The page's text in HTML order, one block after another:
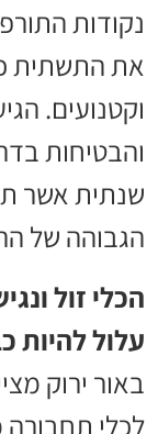
נקודות
את התשתית
וקטנועים.
והבטיחות
שנתית אשר
הגבוהה של
הכלי זול
עלול להיות
באור ירוק
לכלי